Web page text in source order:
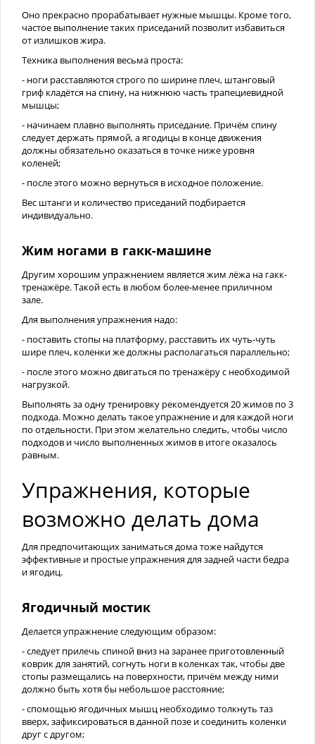
Оно прекрасно прорабатывает нужные мышцы. Кроме того,
частое выполнение таких приседаний позволит избавиться
от излишков жира.
Техника выполнения весьма проста:
- ноги расставляются строго по ширине плеч, штанговый
гриф кладётся на спину, на нижнюю часть трапециевидной
мышцы;
- начинаем плавно выполнять приседание. Причём спину
следует держать прямой, а ягодицы в конце движения
должны обязательно оказаться в точке ниже уровня
коленей;
- после этого можно вернуться в исходное положение.
Вес штанги и количество приседаний подбирается
индивидуально.
Жим ногами в гакк-машине
Другим хорошим упражнением является жим лёжа на гакк-
тренажёре. Такой есть в любом более-менее приличном
зале.
Для выполнения упражнения надо:
- поставить стопы на платформу, расставить их чуть-чуть
шире плеч, коленки же должны располагаться параллельно;
- после этого можно двигаться по тренажёру с необходимой
нагрузкой.
Выполнять за одну тренировку рекомендуется 20 жимов по 3
подхода. Можно делать такое упражнение и для каждой ноги
по отдельности. При этом желательно следить, чтобы число
подходов и число выполненных жимов в итоге оказалось
равным.
Упражнения, которые
возможно делать дома
Для предпочитающих заниматься дома тоже найдутся
эффективные и простые упражнения для задней части бедра
и ягодиц.
Ягодичный мостик
Делается упражнение следующим образом:
- следует прилечь спиной вниз на заранее приготовленный
коврик для занятий, согнуть ноги в коленках так, чтобы две
стопы размещались на поверхности, причём между ними
должно быть хотя бы небольшое расстояние;
- спомощью ягодичных мышц необходимо толкнуть таз
вверх, зафиксироваться в данной позе и соединить коленки
друг с другом;